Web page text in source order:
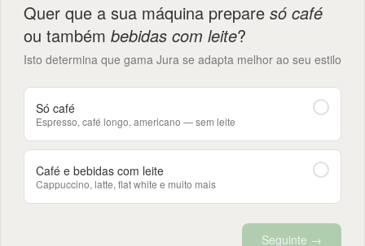
Quer que a sua máquina prepare só café
ou também bebidas com leite?
Isto determina que gama Jura se adapta melhor ao seu estilo
Só café
Espresso, café longo, americano — sem leite
Café e bebidas com leite
Cappuccino, latte, flat white e muito mais
Seguinte →